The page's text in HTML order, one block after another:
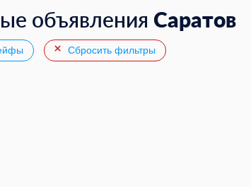
объявления Саратов
Сбросить фильтры